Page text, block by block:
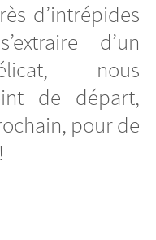
d’intrépides
d’un
nous
de départ,
pour de